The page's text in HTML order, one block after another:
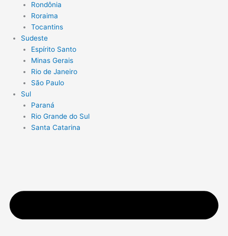
Rondônia
Roraima
Tocantins
Sudeste
Espírito Santo
Minas Gerais
Rio de Janeiro
São Paulo
Sul
Paraná
Rio Grande do Sul
Santa Catarina